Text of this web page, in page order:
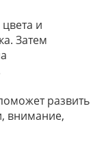
и
Затем
развить
внимание,